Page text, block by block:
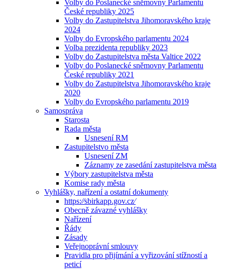
Volby do Poslanecké sněmovny Parlamentu
České republiky 2025
Volby do Zastupitelstva Jihomoravského kraje
2024
Volby do Evropského parlamentu 2024
Volba prezidenta republiky 2023
Volby do Zastupitelstva města Valtice 2022
Volby do Poslanecké sněmovny Parlamentu
České republiky 2021
Volby do Zastupitelstva Jihomoravského kraje
2020
Volby do Evropského parlamentu 2019
Samospráva
Starosta
Rada města
Usnesení RM
Zastupitelstvo města
Usnesení ZM
Záznamy ze zasedání zastupitelstva města
Výbory zastupitelstva města
Komise rady města
Vyhlášky, nařízení a ostatní dokumenty
https:⁄⁄sbirkapp.gov.cz⁄
Obecně závazné vyhlášky
Nařízení
Řády
Zásady
Veřejnoprávní smlouvy
Pravidla pro přijímání a vyřizování stížností a
peticí